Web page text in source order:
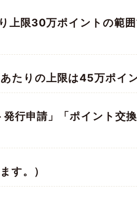
上限30万ポイントの範
たりの上限は45万ポイ
行申請」「ポイント交
す。）